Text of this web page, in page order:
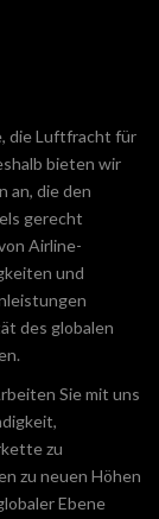
die Luftfracht für
bieten wir
an, die den
gerecht
Airline-
und
des globalen
Sie mit uns
zu
zu neuen Höhen
Ebene